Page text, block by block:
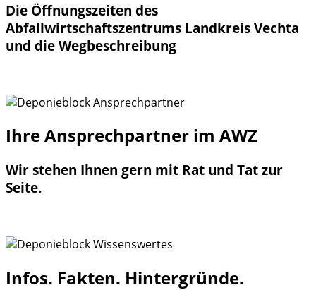
Die Öffnungszeiten des
Abfallwirtschaftszentrums Landkreis Vechta
und die Wegbeschreibung
Ihre Ansprechpartner im AWZ
Wir stehen Ihnen gern mit Rat und Tat zur
Seite.
Infos. Fakten. Hintergründe.